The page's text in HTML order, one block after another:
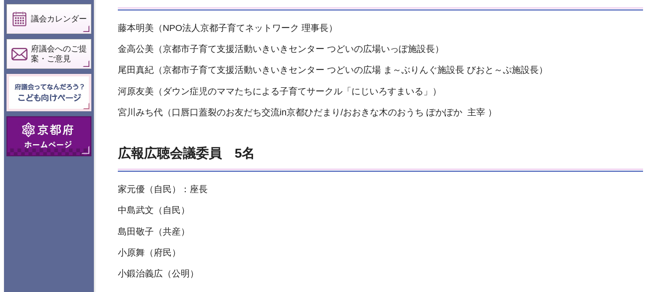
議会カレンダー
府議会へのご提
案・ご意見
府議会ってなん
だろう？こども
向けページ
京都府ホームペ
ージ
藤本明美（NPO法人京都子育てネットワーク 理事長）
金高公美（京都市子育て支援活動いきいきセンター つどいの広場いっぽ施設長）
尾田真紀（京都市子育て支援活動いきいきセンター つどいの広場 ま～ぶりんぐ施設長 びおと～ぷ施設長）
河原友美（ダウン症児のママたちによる子育てサークル「にじいろすまいる」）
宮川みち代（口唇口蓋裂のお友だち交流in京都ひだまり/おおきな木のおうち ぽかぽか 主宰 ）
広報広聴会議委員 5名
家元優（自民）：座長
中島武文（自民）
島田敬子（共産）
小原舞（府民）
小鍛治義広（公明）